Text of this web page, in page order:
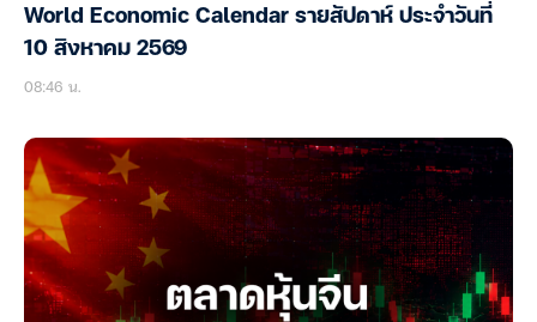
World Economic Calendar รายสัปดาห์ ประจำวันที่
10 สิงหาคม 2569
08:46 น.